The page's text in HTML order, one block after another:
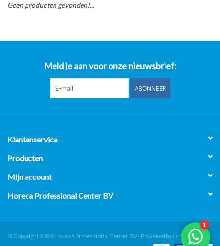
Over ons
Geen producten gevonden!...
Meld je aan voor onze nieuwsbrief:
ABONNEER
Klantenservice
Producten
Mijn account
Horeca Professional Center BV
© Copyright 2026 Horeca Professional Center BV - Powered by Lightspeed